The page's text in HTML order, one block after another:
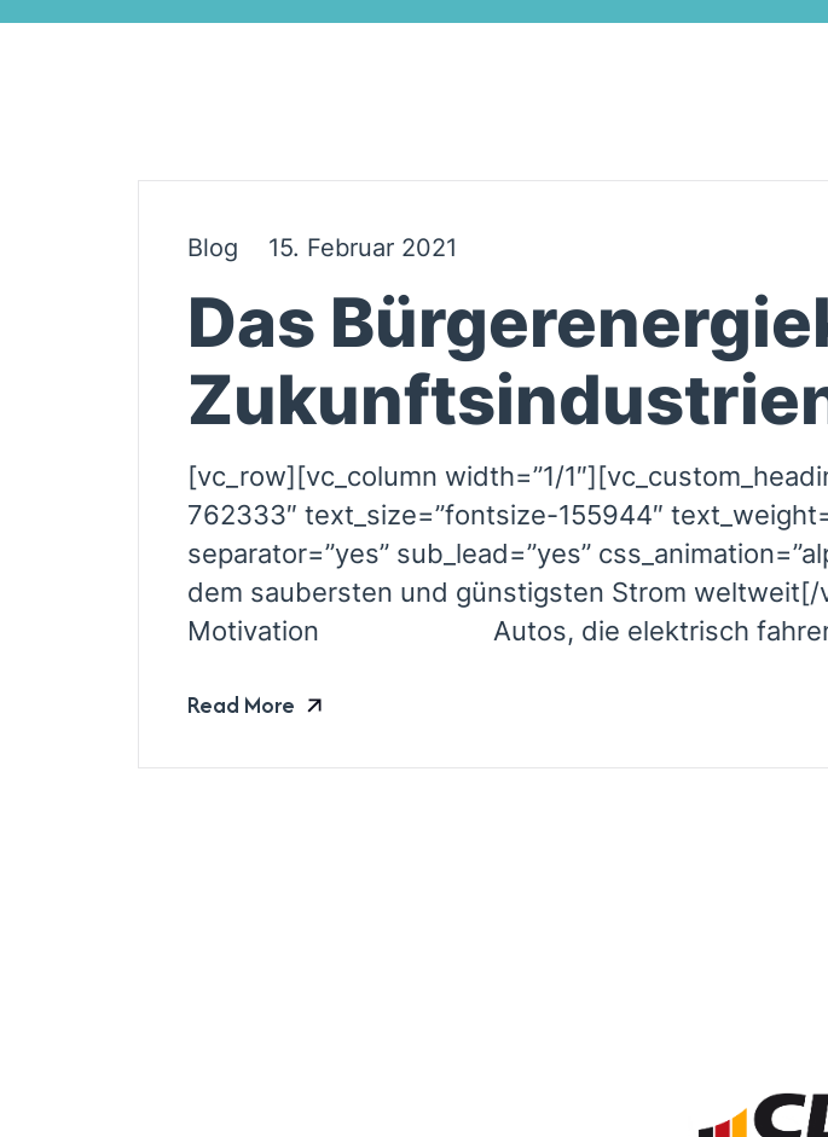
Blog 15. Februar 2021
Das
[vc_row][vc_column width=”1/
762333″ text_size=”fontsize-155944″
separator=”yes” sub_lead=”yes”
dem saubersten und günstigsten Strom
Motivation Autos, die elektrisch fahren;
Read More